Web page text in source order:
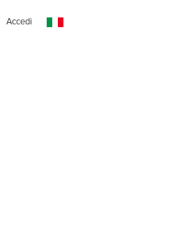
Accedi